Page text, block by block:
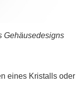
Gehäusedesigns
eines Kristalls oder